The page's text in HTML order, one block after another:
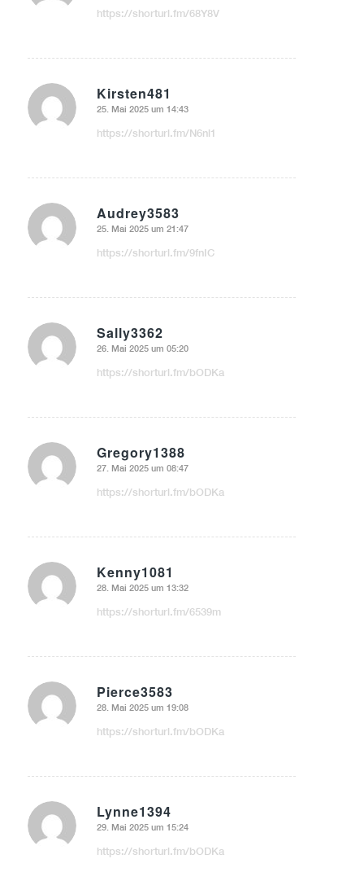
https://shorturl.fm/68Y8V
Kirsten481
sagte:
25. Mai 2025 um 14:43
https://shorturl.fm/N6nl1
Audrey3583
sagte:
25. Mai 2025 um 21:47
https://shorturl.fm/9fnIC
Sally3362
sagte:
26. Mai 2025 um 05:20
https://shorturl.fm/bODKa
Gregory1388
sagte:
27. Mai 2025 um 08:47
https://shorturl.fm/bODKa
Kenny1081
sagte:
28. Mai 2025 um 13:32
https://shorturl.fm/6539m
Pierce3583
sagte:
28. Mai 2025 um 19:08
https://shorturl.fm/bODKa
Lynne1394
sagte:
29. Mai 2025 um 15:24
https://shorturl.fm/bODKa